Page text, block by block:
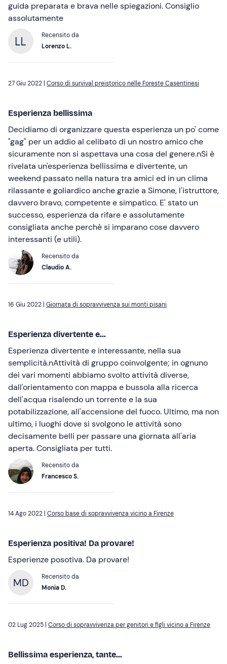
guida preparata e brava nelle spiegazioni. Consiglio
assolutamente
Recensito da
Lorenzo L.
27 Giu 2022 | Corso di survival preistorico nelle Foreste Casentinesi
Esperienza bellissima
Decidiamo di organizzare questa esperienza un po' come
"gag" per un addio al celibato di un nostro amico che
sicuramente non si aspettava una cosa del genere.nSi è
rivelata un'esperienza bellissima e divertente, un
weekend passato nella natura tra amici ed in un clima
rilassante e goliardico anche grazie a Simone, l'istruttore,
davvero bravo, competente e simpatico. E' stato un
successo, esperienza da rifare e assolutamente
consigliata anche perchè si imparano cose davvero
interessanti (e utili).
Recensito da
Claudio A.
16 Giu 2022 | Giornata di sopravvivenza sui monti pisani
Esperienza divertente e...
Esperienza divertente e interessante, nella sua
semplicità.nAttività di gruppo coinvolgente; in ognuno
dei vari momenti abbiamo svolto attività diverse,
dall'orientamento con mappa e bussola alla ricerca
dell'acqua risalendo un torrente e la sua
potabilizzazione, all'accensione del fuoco. Ultimo, ma non
ultimo, i luoghi dove si svolgono le attività sono
decisamente belli per passare una giornata all'aria
aperta. Consigliata per tutti.
Recensito da
Francesco S.
14 Ago 2022 | Corso base di sopravvivenza vicino a Firenze
Esperienza positiva! Da provare!
Esperienze posotiva. Da provare!
MD
Recensito da
Monia D.
02 Lug 2025 | Corso di sopravvivenza per genitori e figli vicino a Firenze
Bellissima esperienza, tante...